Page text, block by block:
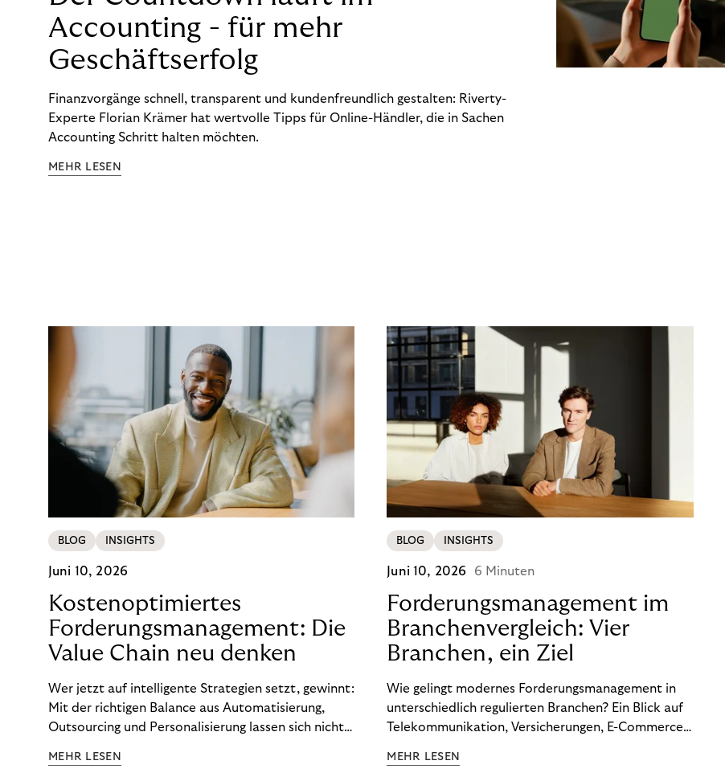
Accounting - für mehr
Geschäftserfolg
Finanzvorgänge schnell, transparent und kundenfreundlich gestalten: Riverty-
Experte Florian Krämer hat wertvolle Tipps für Online-Händler, die in Sachen
Accounting Schritt halten möchten.
MEHR LESEN
BLOG INSIGHTS
Juni 10, 2026
Kostenoptimiertes
Forderungsmanagement: Die
Value Chain neu denken
Wer jetzt auf intelligente Strategien setzt, gewinnt:
Mit der richtigen Balance aus Automatisierung,
Outsourcing und Personalisierung lassen sich nicht
Ergebnisse sichern. Riverty zeigt, wie Recovery-
MEHR LESEN
BLOG INSIGHTS
Juni 10, 2026 6 Minuten
Forderungsmanagement im
Branchenvergleich: Vier
Branchen, ein Ziel
Wie gelingt modernes Forderungsmanagement in
unterschiedlich regulierten Branchen? Ein Blick auf
Telekommunikation, Versicherungen, E-Commerce
wirksam reduzieren will, braucht keine
MEHR LESEN